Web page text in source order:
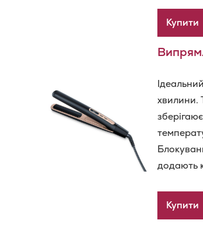
Купити
хвилини.
додають
Купити